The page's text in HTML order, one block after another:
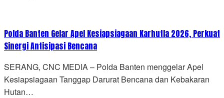
Polda Banten Gelar Apel Kesiapsiagaan Karhutla 2026, Perkuat
Sinergi Antisipasi Bencana
SERANG, CNC MEDIA – Polda Banten menggelar Apel
Kesiapsiagaan Tanggap Darurat Bencana dan Kebakaran
Hutan…